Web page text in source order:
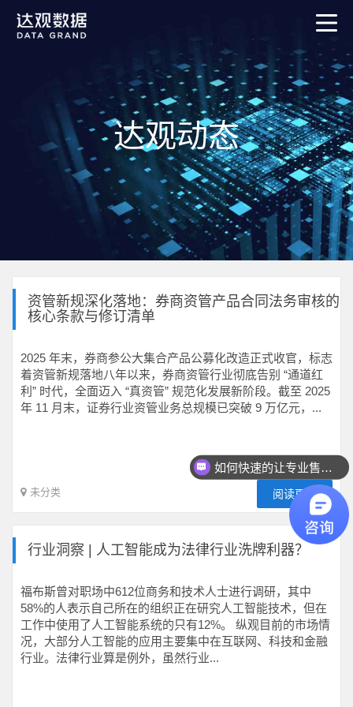
达观动态
资管新规深化落地：券商资管产品合同法务审核的
核心条款与修订清单
2025 年末，券商参公大集合产品公募化改造正式收官，标志
着资管新规落地八年以来，券商资管行业彻底告别 “通道红
利” 时代，全面迈入 “真资管” 规范化发展新阶段。截至 2025
年 11 月末，证券行业资管业务总规模已突破 9 万亿元，...
未分类 阅读更多
行业洞察 | 人工智能成为法律行业洗牌利器？
福布斯曾对职场中612位商务和技术人士进行调研，其中
58%的人表示自己所在的组织正在研究人工智能技术，但在
工作中使用了人工智能系统的只有12%。 纵观目前的市场情
况，大部分人工智能的应用主要集中在互联网、科技和金融
行业。法律行业算是例外，虽然行业...